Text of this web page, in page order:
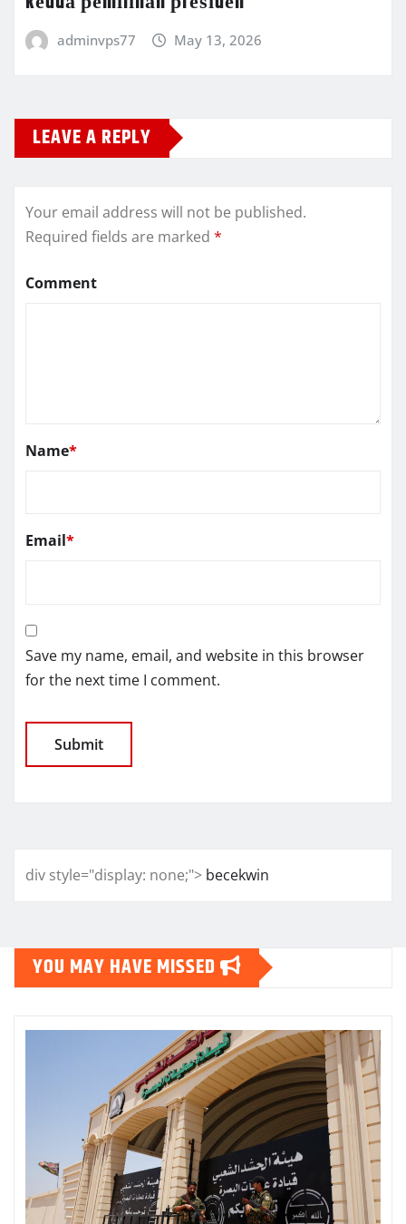
adminvps77 May 13, 2026
LEAVE A REPLY
Your email address will not be published.
Required fields are marked *
Comment
Name*
Email*
Save my name, email, and website in this browser
for the next time I comment.
div style="display: none;"> becekwin
YOU MAY HAVE MISSED